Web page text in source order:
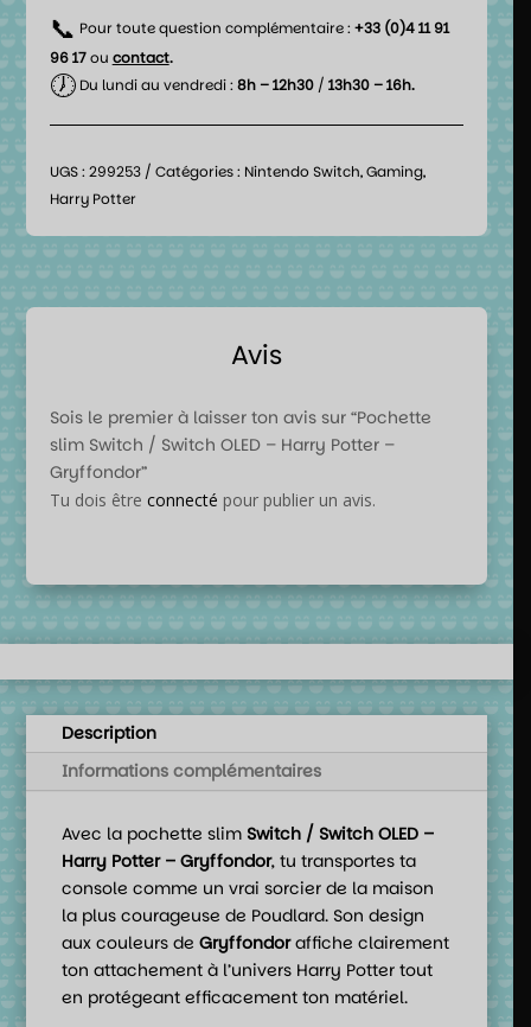
📞 Pour toute question complémentaire : +33 (0)4 11 91
96 17ou contact.
🕖Du lundi au vendredi : 8h – 12h30/ 13h30 – 16h.
UGS : 299253 Catégories : Nintendo Switch,Gaming,
Harry Potter
Avis
Sois le premier à laisser ton avis sur “Pochette
slim Switch / Switch OLED – Harry Potter –
Gryffondor”
Tu dois être connecté pour publier un avis.
Description
Informations complémentaires
Avec la pochette slim Switch / Switch OLED –
Harry Potter – Gryffondor, tu transportes ta
console comme un vrai sorcier de la maison
la plus courageuse de Poudlard. Son design
aux couleurs de Gryffondoraffiche clairement
ton attachement à l’univers Harry Potter tout
en protégeant efficacement ton matériel.